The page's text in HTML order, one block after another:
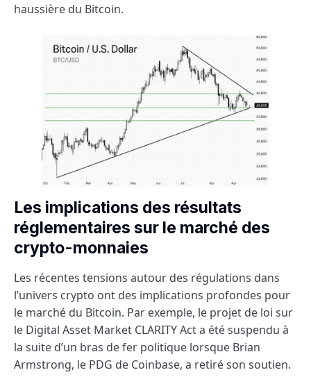
haussière du Bitcoin.
Les implications des résultats
réglementaires sur le marché des
crypto-monnaies
Les récentes tensions autour des régulations dans
l’univers crypto ont des implications profondes pour
le marché du Bitcoin. Par exemple, le projet de loi sur
le Digital Asset Market CLARITY Act a été suspendu à
la suite d’un bras de fer politique lorsque Brian
Armstrong, le PDG de Coinbase, a retiré son soutien.